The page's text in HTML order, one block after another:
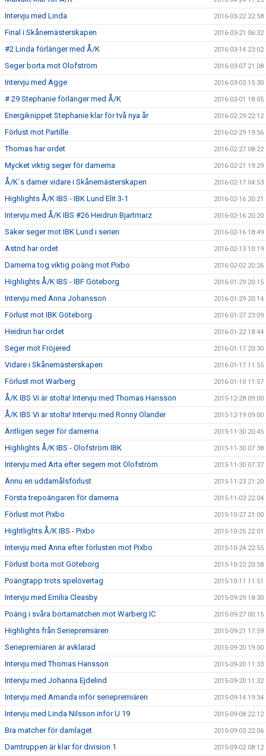
Intervju med Linda 2016-03-22 22:58
Final i Skånemästerskapen 2016-03-21 06:32
#2 Linda förlänger med Å/K 2016-03-14 23:02
Seger borta mot Olofström 2016-03-07 21:08
Intervju med Agge 2016-03-03 15:30
# 29 Stephanie förlänger med Å/K 2016-03-01 18:05
Energiknippet Stephanie klar för två nya år 2016-02-29 22:12
Förlust mot Partille 2016-02-29 19:56
Thomas har ordet 2016-02-27 08:22
Mycket viktig seger för damerna 2016-02-21 19:29
Å/K´s damer vidare i Skånemästerskapen 2016-02-17 04:53
Highlights Å/K IBS - IBK Lund Elit 3-1 2016-02-16 20:21
Intervju med Å/K IBS #26 Heidrun Bjartmarz 2016-02-16 20:20
Säker seger mot IBK Lund i serien 2016-02-16 18:49
Astrid har ordet 2016-02-13 10:19
Damerna tog viktig poäng mot Pixbo 2016-02-02 20:26
Highlights Å/K IBS - IBF Göteborg 2016-01-29 20:15
Intervju med Anna Johansson 2016-01-29 20:14
Förlust mot IBK Göteborg 2016-01-27 23:09
Heidrun har ordet 2016-01-22 18:44
Seger mot Fröjered 2016-01-17 20:30
Vidare i Skånemästerskapen 2016-01-17 11:55
Förlust mot Warberg 2016-01-10 11:57
Å/K IBS Vi är stolta! Intervju med Thomas Hansson 2015-12-28 09:00
Å/K IBS Vi är stolta! Intervju med Ronny Olander 2015-12-19 09:00
Äntligen seger för damerna 2015-11-30 20:45
Highlights Å/K IBS - Olofström IBK 2015-11-30 07:38
Intervju med Arta efter segern mot Olofström 2015-11-30 07:37
Ännu en uddamålsförlust 2015-11-23 21:20
Första trepoängaren för damerna 2015-11-03 22:04
Förlust mot Pixbo 2015-10-27 21:00
Hightlights Å/K IBS - Pixbo 2015-10-25 22:01
Intervju med Anna efter förlusten mot Pixbo 2015-10-24 22:55
Förlust borta mot Göteborg 2015-10-22 20:58
Poängtapp trots spelövertag 2015-10-11 11:51
Intervju med Emilia Cleasby 2015-09-29 18:30
Poäng i svåra bortamatchen mot Warberg IC 2015-09-27 00:15
Highlights från Seriepremiären 2015-09-21 17:59
Seriepremiären är avklarad 2015-09-20 19:00
Intervju med Thomas Hansson 2015-09-20 11:33
Intervju med Johanna Ejdelind 2015-09-20 11:32
Intervju med Amanda inför seriepremiären 2015-09-14 19:34
Intervju med Linda Nilsson inför U 19 2015-09-08 22:12
Bra matcher för damlaget 2015-09-03 22:06
Damtruppen är klar för division 1 2015-09-02 08:12